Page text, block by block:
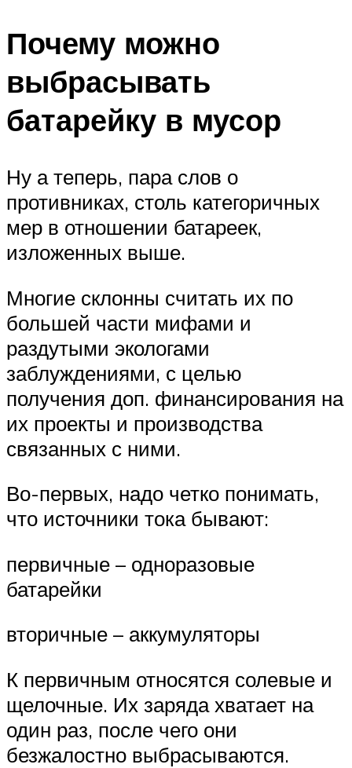
Почему можно
выбрасывать
батарейку в мусор
Ну а теперь, пара слов о
противниках, столь категоричных
мер в отношении батареек,
изложенных выше.
Многие склонны считать их по
большей части мифами и
раздутыми экологами
заблуждениями, с целью
получения доп. финансирования на
их проекты и производства
связанных с ними.
Во-первых, надо четко понимать,
что источники тока бывают:
первичные – одноразовые
батарейки
вторичные – аккумуляторы
К первичным относятся солевые и
щелочные. Их заряда хватает на
один раз, после чего они
безжалостно выбрасываются.